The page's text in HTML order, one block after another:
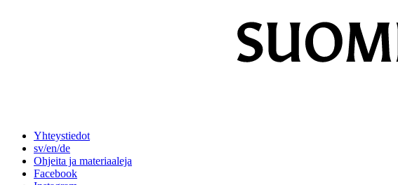
Yhteystiedot
sv/en/de
Ohjeita ja materiaaleja
Facebook